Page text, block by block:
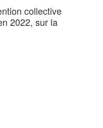
collective
2022, sur la